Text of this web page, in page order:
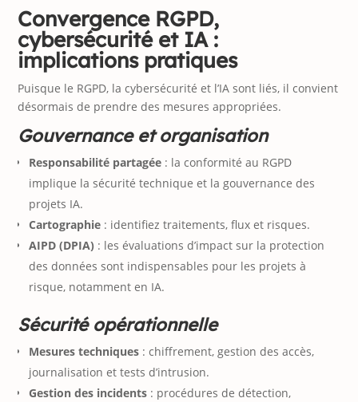
Convergence RGPD,
cybersécurité et IA :
implications pratiques
Puisque le RGPD, la cybersécurité et l’IA sont liés, il convient
désormais de prendre des mesures appropriées.
Gouvernance et organisation
Responsabilité partagée : la conformité au RGPD
implique la sécurité technique et la gouvernance des
projets IA.
Cartographie : identifiez traitements, flux et risques.
AIPD (DPIA) : les évaluations d’impact sur la protection
des données sont indispensables pour les projets à
risque, notamment en IA.
Sécurité opérationnelle
Mesures techniques : chiffrement, gestion des accès,
journalisation et tests d’intrusion.
Gestion des incidents : procédures de détection,